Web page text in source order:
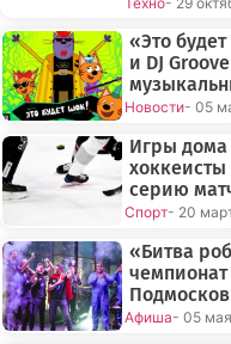
«Это
и DJ
Новости- 05
Игры
серию
Спорт- 20
«Битва
чемпионат
Афиша- 05